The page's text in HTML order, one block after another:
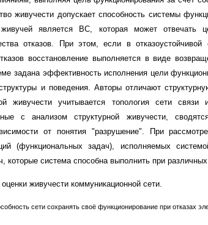
живучести допускает способность системы
является ВС, которая может отвечать
отказов. При этом, если в отказоустойчивой
восстановление выполняется в виде
задана эффективность исполнения цели
и поведения. Авторы отличают
живучести учитывается топология сети связи
с анализом структурной живучести,
от понятия "разрушение". При
(функциональных задач), исполняемых
которые система способна выполнить при
живучести коммуникационной сети.
сети сохранять своё функционирование при отказах